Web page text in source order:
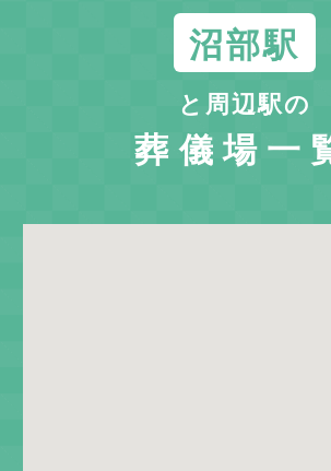
沼部駅
と周辺駅の
葬儀場一